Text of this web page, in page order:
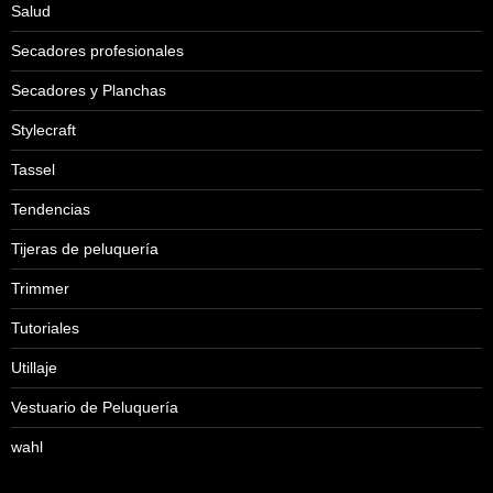
Salud
Secadores profesionales
Secadores y Planchas
Stylecraft
Tassel
Tendencias
Tijeras de peluquería
Trimmer
Tutoriales
Utillaje
Vestuario de Peluquería
wahl